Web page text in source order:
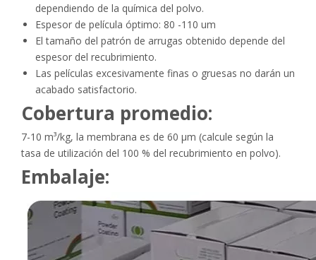
dependiendo de la química del polvo.
Espesor de película óptimo: 80 -110 um
El tamaño del patrón de arrugas obtenido depende del
espesor del recubrimiento.
Las películas excesivamente finas o gruesas no darán un
acabado satisfactorio.
Cobertura promedio:
7-10 m³/kg, la membrana es de 60 μm (calcule según la
tasa de utilización del 100 % del recubrimiento en polvo).
Embalaje: